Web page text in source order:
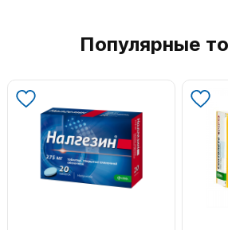
Популярные